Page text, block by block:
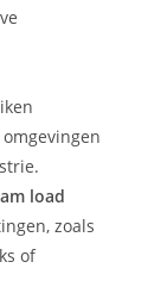
load
zoals
of